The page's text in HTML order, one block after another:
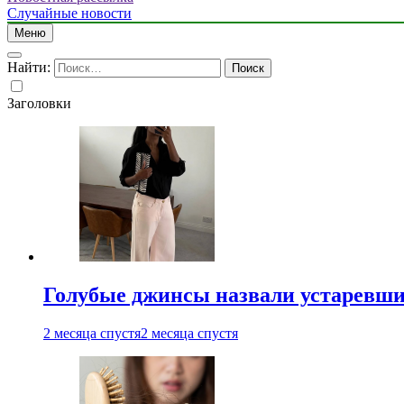
Случайные новости
Меню
Найти:
Заголовки
Голубые джинсы назвали
2 месяца спустя2 месяца спустя